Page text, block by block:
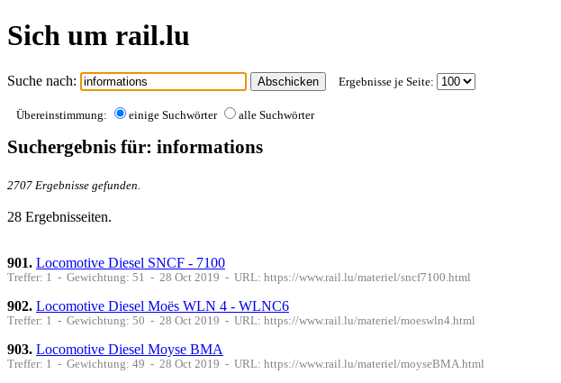
Sich um rail.lu
Suche nach: Ergebnisse je Seite:
Übereinstimmung: einige Suchwörter alle Suchwörter
Suchergebnis für: informations
2707 Ergebnisse gefunden.
28 Ergebnisseiten.
901. Locomotive Diesel SNCF - 7100
Treffer: 1 - Gewichtung: 51 - 28 Oct 2019 - URL: https://www.rail.lu/materiel/sncf7100.html
902. Locomotive Diesel Moës WLN 4 - WLNC6
Treffer: 1 - Gewichtung: 50 - 28 Oct 2019 - URL: https://www.rail.lu/materiel/moeswln4.html
903. Locomotive Diesel Moyse BMA
Treffer: 1 - Gewichtung: 49 - 28 Oct 2019 - URL: https://www.rail.lu/materiel/moyseBMA.html